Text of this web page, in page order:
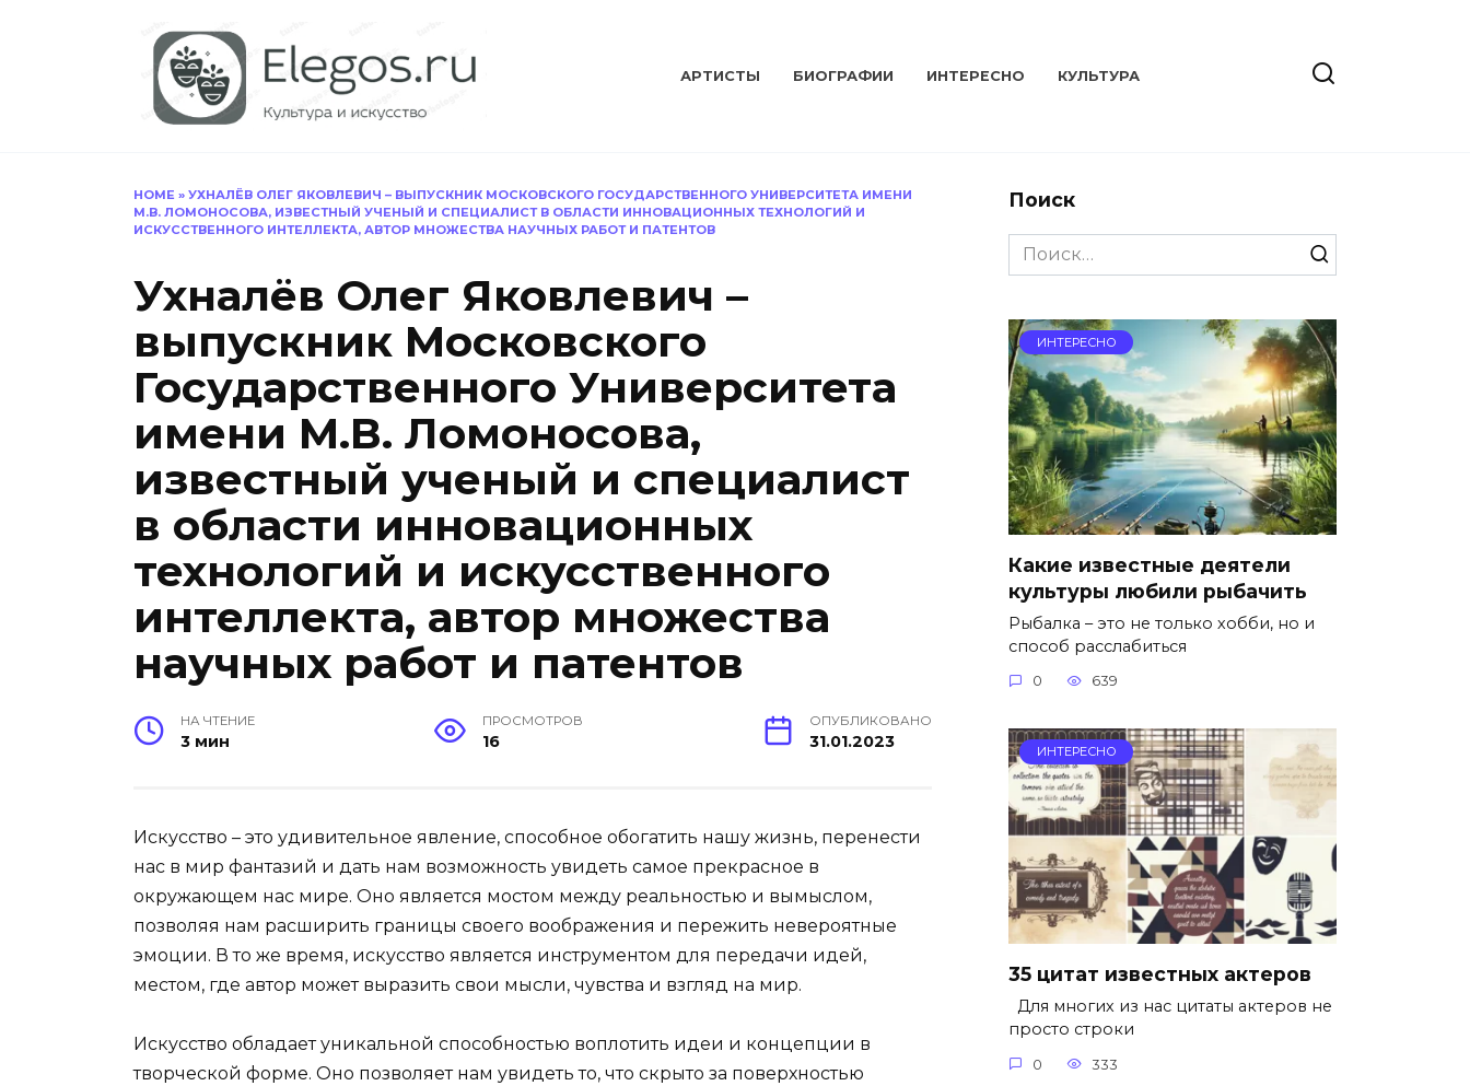
АРТИСТЫ БИОГРАФИИ ИНТЕРЕСНО КУЛЬТУРА
HOME » УХНАЛЁВ ОЛЕГ ЯКОВЛЕВИЧ – ВЫПУСКНИК МОСКОВСКОГО ГОСУДАРСТВЕННОГО УНИВЕРСИТЕТА ИМЕНИ
М.В. ЛОМОНОСОВА, ИЗВЕСТНЫЙ УЧЕНЫЙ И СПЕЦИАЛИСТ В ОБЛАСТИ ИННОВАЦИОННЫХ ТЕХНОЛОГИЙ И
ИСКУССТВЕННОГО ИНТЕЛЛЕКТА, АВТОР МНОЖЕСТВА НАУЧНЫХ РАБОТ И ПАТЕНТОВ
Ухналёв Олег Яковлевич –
выпускник Московского
Государственного Университета
имени М.В. Ломоносова,
известный ученый и специалист
в области инновационных
технологий и искусственного
интеллекта, автор множества
научных работ и патентов
НА ЧТЕНИЕ
3 мин
ПРОСМОТРОВ
16
ОПУБЛИКОВАНО
31.01.2023
Искусство – это удивительное явление, способное обогатить нашу жизнь, перенести
нас в мир фантазий и дать нам возможность увидеть самое прекрасное в
окружающем нас мире. Оно является мостом между реальностью и вымыслом,
позволяя нам расширить границы своего воображения и пережить невероятные
эмоции. В то же время, искусство является инструментом для передачи идей,
местом, где автор может выразить свои мысли, чувства и взгляд на мир.
Искусство обладает уникальной способностью воплотить идеи и концепции в
творческой форме. Оно позволяет нам увидеть то, что скрыто за поверхностью
Поиск
Search
for:
ИНТЕРЕСНО
Какие известные деятели
культуры любили рыбачить
Рыбалка – это не только хобби, но и
способ расслабиться
0 639
ИНТЕРЕСНО
35 цитат известных актеров
Для многих из нас цитаты актеров не
просто строки
0 333